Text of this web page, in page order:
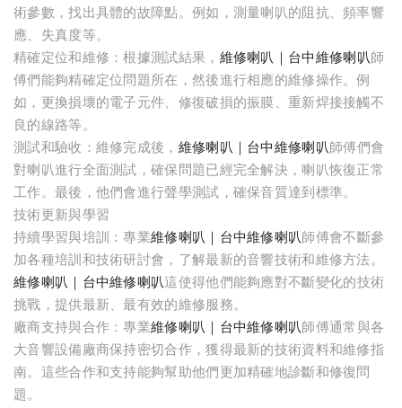
術參數，找出具體的故障點。例如，測量喇叭的阻抗、頻率響
應、失真度等。
精確定位和維修：根據測試結果， 維修喇叭｜台中維修喇叭師
傅們能夠精確定位問題所在，然後進行相應的維修操作。例
如，更換損壞的電子元件、修復破損的振膜、重新焊接接觸不
良的線路等。
測試和驗收：維修完成後， 維修喇叭｜台中維修喇叭師傅們會
對喇叭進行全面測試，確保問題已經完全解決，喇叭恢復正常
工作。最後，他們會進行聲學測試，確保音質達到標準。
技術更新與學習
持續學習與培訓：專業維修喇叭｜台中維修喇叭師傅會不斷參
加各種培訓和技術研討會，了解最新的音響技術和維修方法。
維修喇叭｜台中維修喇叭這使得他們能夠應對不斷變化的技術
挑戰，提供最新、最有效的維修服務。
廠商支持與合作：專業維修喇叭｜台中維修喇叭師傅通常與各
大音響設備廠商保持密切合作，獲得最新的技術資料和維修指
南。這些合作和支持能夠幫助他們更加精確地診斷和修復問
題。